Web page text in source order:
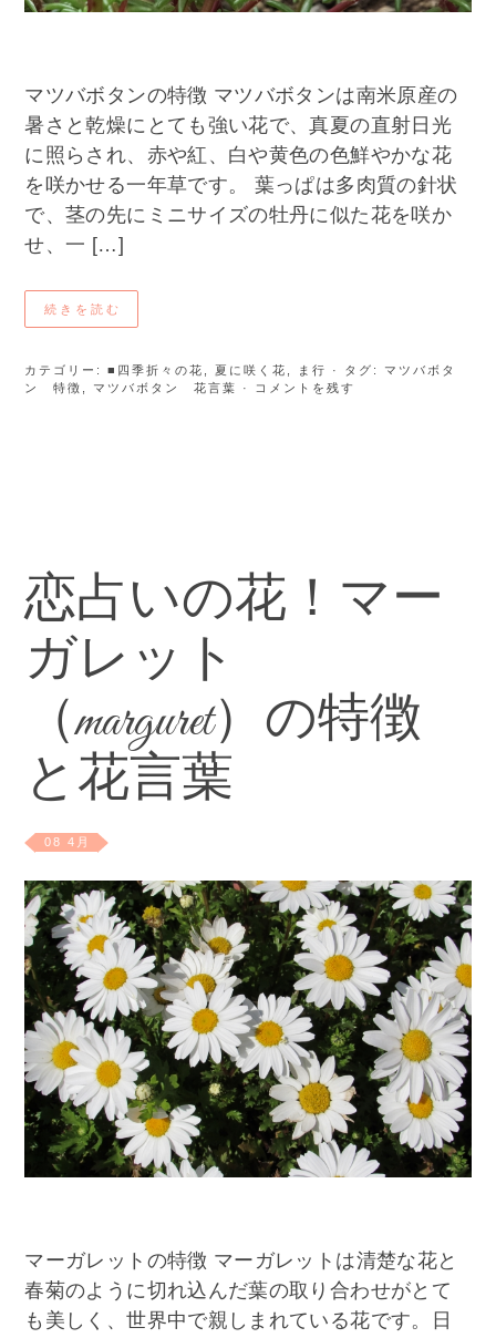
マツバボタンの特徴 マツバボタンは南米原産の
暑さと乾燥にとても強い花で、真夏の直射日光
に照らされ、赤や紅、白や黄色の色鮮やかな花
を咲かせる一年草です。 葉っぱは多肉質の針状
で、茎の先にミニサイズの牡丹に似た花を咲か
せ、一 […]
続きを読む
カテゴリー:■四季折々の花 ,夏に咲く花 ま行 · タグ: マツバボタ
ン 特徴
マツバボタン 花言葉 · コメントを残す
恋占いの花！マー
ガレット
（marguret）の特徴
と花言葉
08 4月
マーガレットの特徴 マーガレットは清楚な花と
春菊のように切れ込んだ葉の取り合わせがとて
も美しく、世界中で親しまれている花です。日